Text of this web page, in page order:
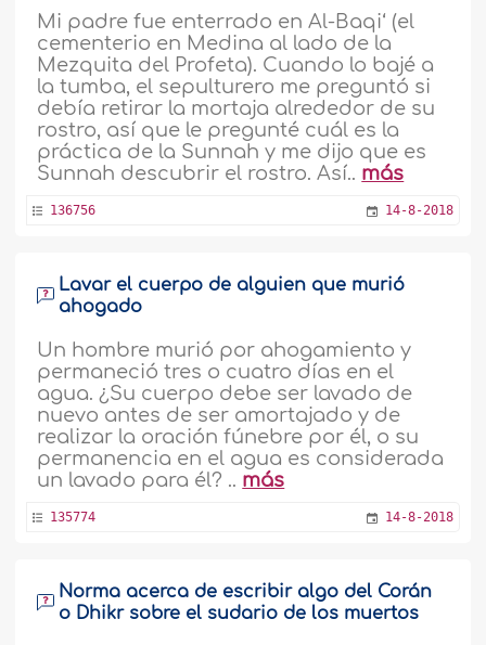
Mi padre fue enterrado en Al-Baqi‘ (el
cementerio en Medina al lado de la
Mezquita del Profeta). Cuando lo bajé a
la tumba, el sepulturero me preguntó si
debía retirar la mortaja alrededor de su
rostro, así que le pregunté cuál es la
práctica de la Sunnah y me dijo que es
Sunnah descubrir el rostro. Así.. más
136756 14-8-2018
Lavar el cuerpo de alguien que murió
ahogado
Un hombre murió por ahogamiento y
permaneció tres o cuatro días en el
agua. ¿Su cuerpo debe ser lavado de
nuevo antes de ser amortajado y de
realizar la oración fúnebre por él, o su
permanencia en el agua es considerada
un lavado para él? .. más
135774 14-8-2018
Norma acerca de escribir algo del Corán
o Dhikr sobre el sudario de los muertos